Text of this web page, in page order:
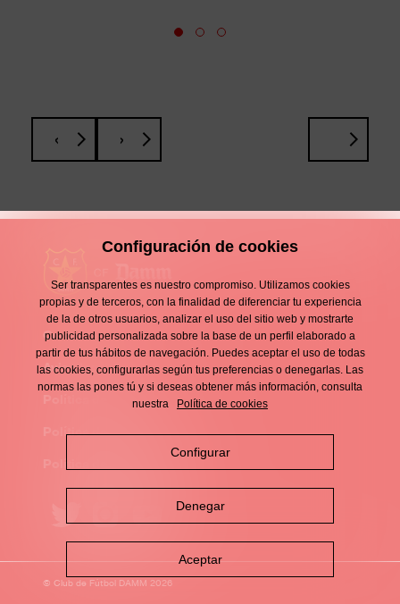
‹ ›
Enllaços
d'interès
Contacto
Footer
Aviso legal
Política de privacidad
Política de cookies
© Club de Fútbol DAMM 2026
Configuración de cookies
Ser transparentes es nuestro compromiso. Utilizamos cookies
propias y de terceros, con la finalidad de diferenciar tu experiencia
de la de otros usuarios, analizar el uso del sitio web y mostrarte
publicidad personalizada sobre la base de un perfil elaborado a
partir de tus hábitos de navegación. Puedes aceptar el uso de todas
las cookies, configurarlas según tus preferencias o denegarlas. Las
normas las pones tú y si deseas obtener más información, consulta
nuestra
Política de cookies
Configurar
Denegar
Aceptar